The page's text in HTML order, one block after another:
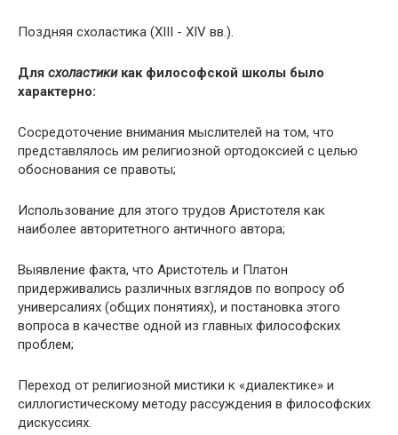
Поздняя схоластика (XIII - XIV вв.).
Для схоластики как философской школы было
характерно:
Сосредоточение внимания мыслителей на том, что
представлялось им религиозной ортодоксией с целью
обоснования се правоты;
Использование для этого трудов Аристотеля как
наиболее авторитетного античного автора;
Выявление факта, что Аристотель и Платон
придерживались различных взглядов по вопросу об
универсалиях (общих понятиях), и постановка этого
вопроса в качестве одной из главных философских
проблем;
Переход от религиозной мистики к «диалектике» и
силлогистическому методу рассуждения в философских
дискуссиях.